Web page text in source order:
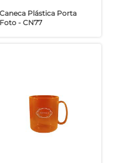
Caneca Plástica Porta
Foto - CN77